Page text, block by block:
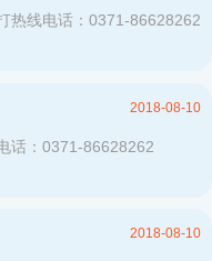
热线电话：0371-86628262
话：0371-86628262
2018-08-10
2018-08-10